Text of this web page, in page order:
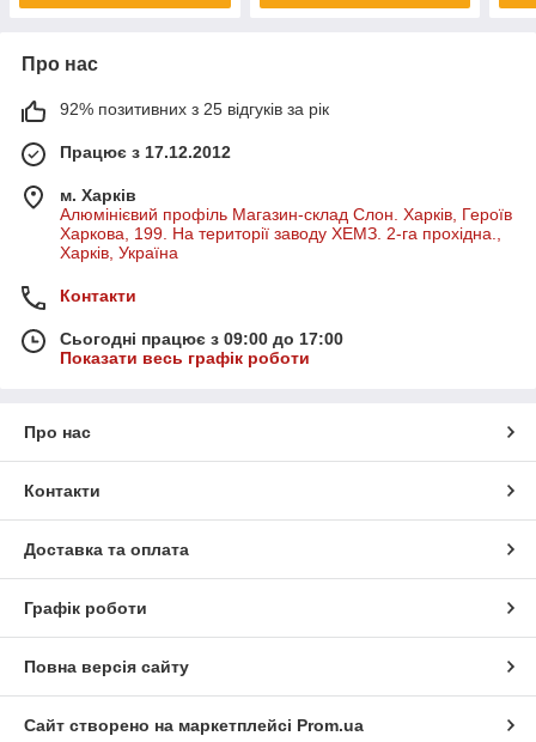
Про нас
92% позитивних з 25 відгуків за рік
Працює з 17.12.2012
м. Харків
Алюмінієвий профіль Магазин-склад Слон. Харків, Героїв
Харкова, 199. На території заводу ХЕМЗ. 2-га прохідна.,
Харків, Україна
Контакти
Сьогодні працює з 09:00 до 17:00
Показати весь графік роботи
Про нас
Контакти
Доставка та оплата
Графік роботи
Повна версія сайту
Сайт створено на маркетплейсі Prom.ua